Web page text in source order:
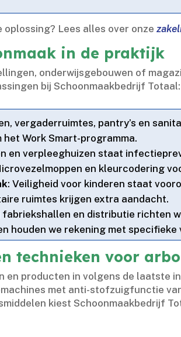
oplossing? Lees alles over onze
in de praktijk
onderwijsgebouwen of
bij Schoonmaakbedrijf Totaal:
vergaderruimtes, pantry’s en
Work Smart-programma.​
en verpleeghuizen staat
en kleurcodering
: Veiligheid voor kinderen staat
ruimtes krijgen extra aandacht.​
fabriekshallen en distributie richten
houden we rekening met
technieken voor
en producten in volgens de laatste
met anti-stofzuigfunctie
kiest Schoonmaakbedrijf